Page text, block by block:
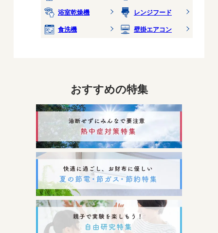
浴室乾燥機
レンジフード
食洗機
壁掛エアコン
おすすめの特集